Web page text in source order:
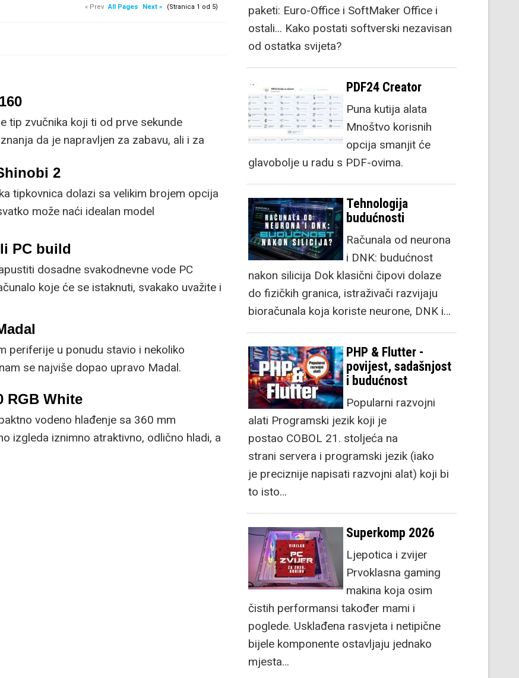
« Prev All Pages Next » (Stranica 1 od 5)
tip zvučnika koji ti od prve sekunde
da je napravljen za zabavu, ali i za
2
tipkovnica dolazi sa velikim brojem opcija
može naći idealan model
PC build
dosadne svakodnevne vode PC
koje će se istaknuti, svakako uvažite i
periferije u ponudu stavio i nekoliko
se najviše dopao upravo Madal.
RGB White
vodeno hlađenje sa 360 mm
izgleda iznimno atraktivno, odlično hladi, a
paketi: Euro-Office i SoftMaker Office i
ostali... Kako postati softverski nezavisan
od ostatka svijeta?
PDF24 Creator
Puna kutija alata
Mnoštvo korisnih
opcija smanjit će
glavobolje u radu s PDF-ovima.
Tehnologija
budućnosti
Računala od neurona
i DNK: budućnost
nakon silicija Dok klasični čipovi dolaze
do fizičkih granica, istraživači razvijaju
bioračunala koja koriste neurone, DNK i…
PHP & Flutter -
povijest, sadašnjost
i budućnost
Popularni razvojni
alati Programski jezik koji je
postao COBOL 21. stoljeća na
strani servera i programski jezik (iako
je preciznije napisati razvojni alat) koji bi
to isto…
Superkomp 2026
Ljepotica i zvijer
Prvoklasna gaming
makina koja osim
čistih performansi također mami i
poglede. Usklađena rasvjeta i netipične
bijele komponente ostavljaju jednako
mjesta…